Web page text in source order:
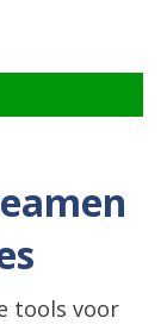
tools voor